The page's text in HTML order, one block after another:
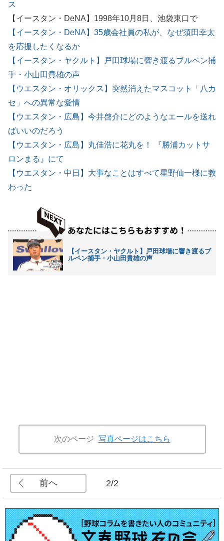
ス
【イースタン・DeNA】1998年10月8日、池袋東口で
【イースタン・DeNA】35歳会社員の私が、なぜ須田幸太
を応援したくなるか
【イースタン・ヤクルト】戸田球場に響き渡るブルペン捕
手・小山田貴雄の声
【ウエスタン・オリックス】突然消えたマスコット「八カ
セ」への異常な愛情
【ウエスタン・広島】今井啓介にどのようなエールを送れ
ばいいのだろう
【ウエスタン・広島】丸佳浩に花丸を！ 『勝浦カットサ
ロンまる』にて
【ウエスタン・中日】大事なことはすべて星野仙一様に教
わった
【イースタン・ヤクルト】戸田球場に響き渡るブ
ルペン捕手・小山田貴雄の声
次のページ 写真ページはこちら
前へ 2/2